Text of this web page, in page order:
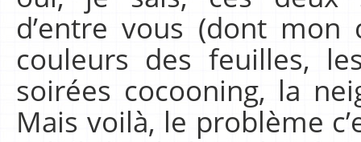
d’entre vous (dont
couleurs des feuilles,
soirées cocooning, la
Mais voilà, le problème